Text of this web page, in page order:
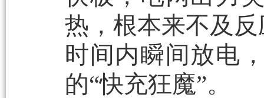
热，根本来不及
时间内瞬间放电
的“快充狂魔”。